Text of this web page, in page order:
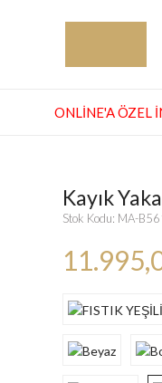
ONLINE'A ÖZEL
Kayık
Stok Kodu: MA-